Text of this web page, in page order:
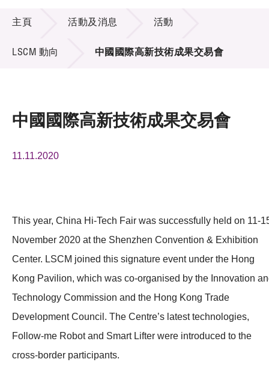
技術商品化
項目及資助計劃
活動及消息
科技分享
會籍
活動及消息
主頁 活動及消息 活動
LSCM 動向 中國國際高新技術成果交易會
中國國際高新技術成果交易會
11.11.2020
This year, China Hi-Tech Fair was successfully held on 11-
November 2020 at the Shenzhen Convention & Exhibition
Center. LSCM joined this signature event under the Hong
Kong Pavilion, which was co-organised by the Innovation
Technology Commission and the Hong Kong Trade
Development Council. The Centre’s latest technologies,
Follow-me Robot and Smart Lifter were introduced to the
cross-border participants.